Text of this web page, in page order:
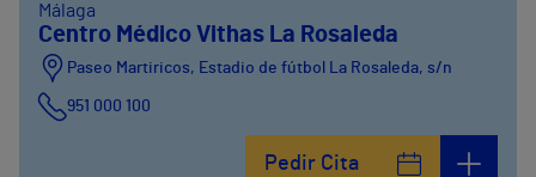
Málaga
Centro Médico Vithas La Rosaleda
Paseo Martiricos, Estadio de fútbol La Rosaleda, s/n
951 000 100
Pedir Cita